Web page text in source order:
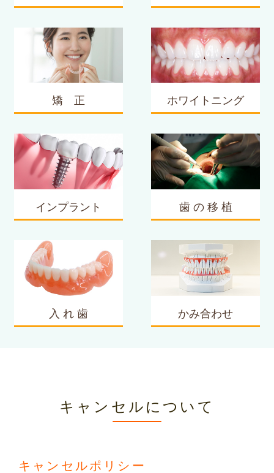
矯 正 ホワイトニング
インプラント 歯 の 移 植
入 れ 歯 かみ合わせ
キャンセルについて
キャンセルポリシー